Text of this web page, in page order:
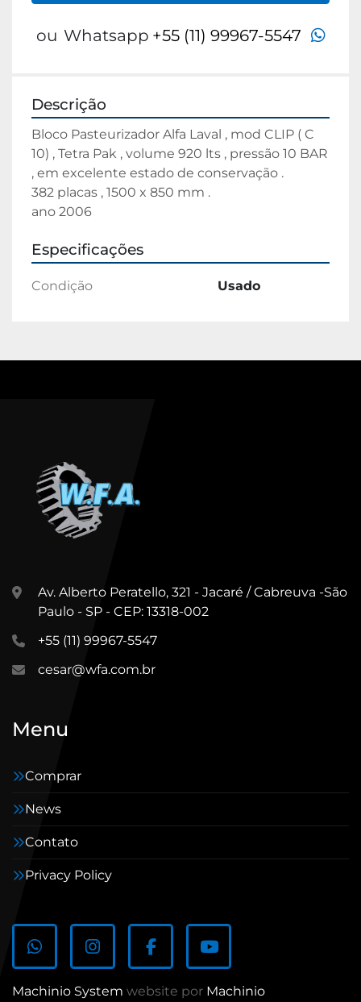
ou Whatsapp +55 (11) 99967-5547
Descrição
Bloco Pasteurizador Alfa Laval , mod CLIP ( C
10) , Tetra Pak , volume 920 lts , pressão 10 BAR
, em excelente estado de conservação .
382 placas , 1500 x 850 mm .
ano 2006
Especificações
Condição Usado
Av. Alberto Peratello, 321 - Jacaré / Cabreuva -São
Paulo - SP - CEP: 13318-002
+55 (11) 99967-5547
cesar@wfa.com.br
Menu
Comprar
News
Contato
Privacy Policy
whatsappinstagramfacebookyoutube
Machinio System website por Machinio